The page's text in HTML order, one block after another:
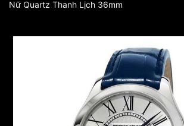
Nữ Quartz Thanh Lịch 36mm